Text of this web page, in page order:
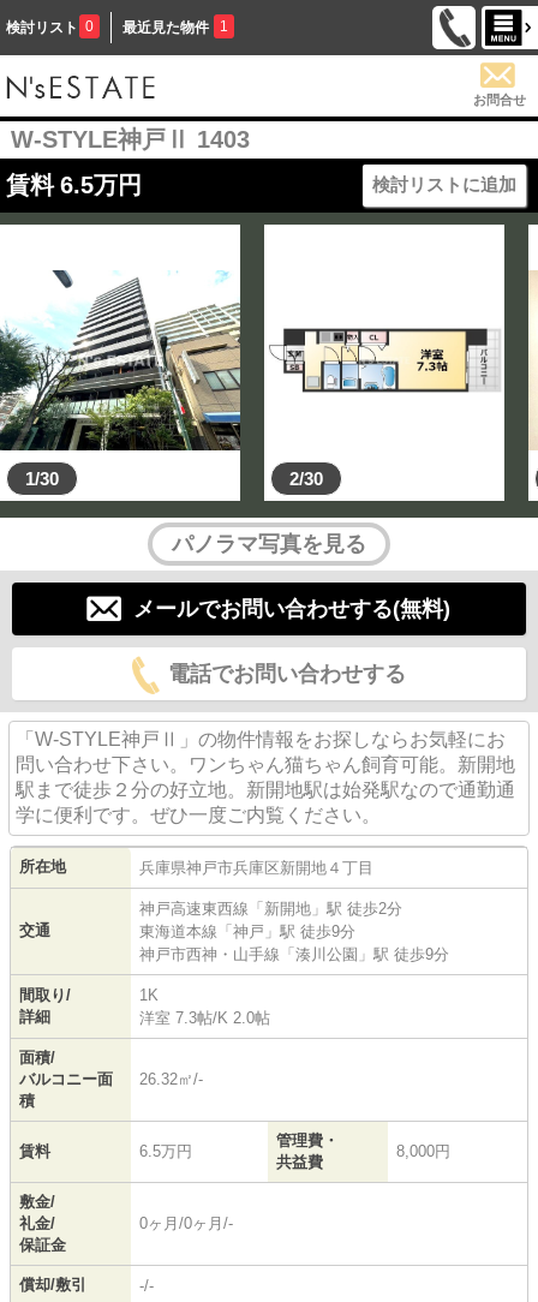
検討リスト 0 最近見た物件 1
お問合せ
W-STYLE神戸Ⅱ 1403
賃料 6.5万円 検討リストに追加
1/30 2/30
パノラマ写真を見る
メールでお問い合わせする(無料)
電話でお問い合わせする
「W-STYLE神戸Ⅱ」の物件情報をお探しならお気軽にお
問い合わせ下さい。ワンちゃん猫ちゃん飼育可能。新開地
駅まで徒歩２分の好立地。新開地駅は始発駅なので通勤通
学に便利です。ぜひ一度ご内覧ください。
所在地 兵庫県神戸市兵庫区新開地 ４丁目
交通
神戸高速東西線 「 新開地 」駅 徒歩2分
東海道本線 「 神戸 」駅 徒歩9分
神戸市西神・山手線 「 湊川公園 」駅 徒歩9分
間取り/
詳細
1K
洋室 7.3帖/K 2.0帖
面積/
バルコニー面
積
26.32㎡/-
賃料 6.5万円
管理費・
共益費
8,000円
敷金/
礼金/
保証金
0ヶ月/0ヶ月/-
償却/敷引 -/-